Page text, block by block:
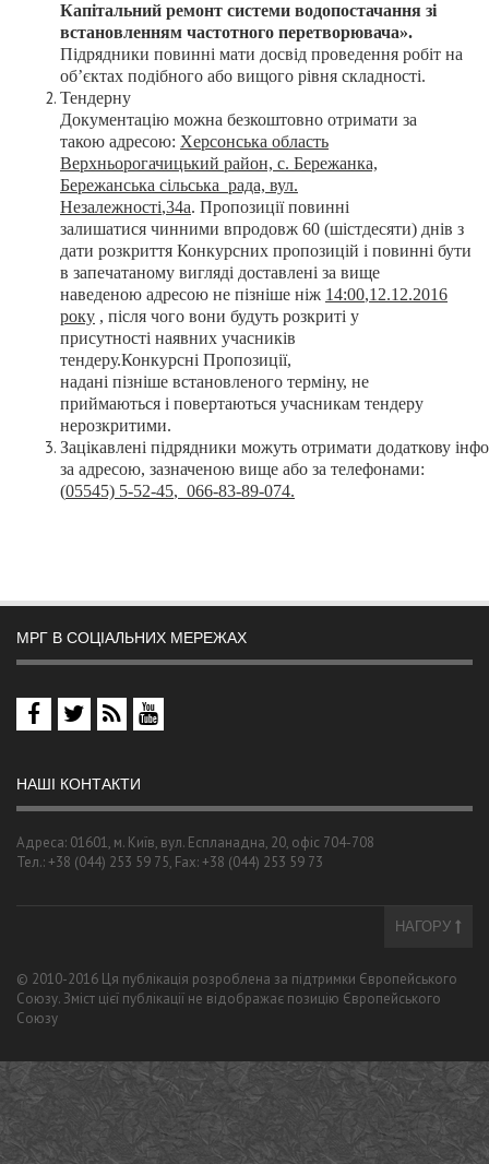
Капітальний ремонт системи водопостачання зі
встановленням частотного перетворювача».
Підрядники повинні мати досвід проведення робіт на
об’єктах подібного або вищого рівня складності.
Тендерну
Документацію можна безкоштовно отримати за
такою адресою: Херсонська область
Верхньорогачицький район, с. Бережанка,
Бережанська сільська рада, вул.
Незалежності,34а. Пропозиціїповинні
залишатися чинними впродовж 60 (шістдесяти) днів з
дати розкриття Конкурсних пропозицій і повинні бути
в запечатаному вигляді доставлені за вище
наведеною адресою не пізніше ніж 14:00,12.12.2016
року , після чого вони будуть розкриті у
присутності наявних учасників
тендеру.Конкурсні Пропозиції,
надані пізніше встановленого терміну, не
приймаються і повертаються учасникам тендеру
нерозкритими.
Зацікавлені підрядники можуть отримати додаткову
за адресою, зазначеною вище або за телефонами:
(05545) 5-52-45, 066-83-89-074.
МРГ В СОЦІАЛЬНИХ МЕРЕЖАХ
НАШІ КОНТАКТИ
Адреса: 01601, м. Київ, вул. Еспланадна, 20, офіс 704-708
Тел.: +38 (044) 253 59 75, Fax: +38 (044) 253 59 73
НАГОРУ
© 2010-2016 Ця публікація розроблена за підтримки Європейського
Союзу. Зміст цієї публікації не відображає позицію Європейського
Союзу